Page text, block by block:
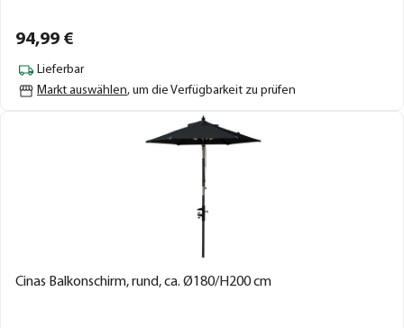
94,99 €
Lieferbar
Markt auswählen, um die Verfügbarkeit zu prüfen
Cinas Balkonschirm, rund, ca. Ø180/H200 cm